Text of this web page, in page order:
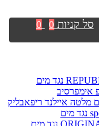
אימפרסיב
מלטה איילנד ריפאבליק
סל קניות 0
0